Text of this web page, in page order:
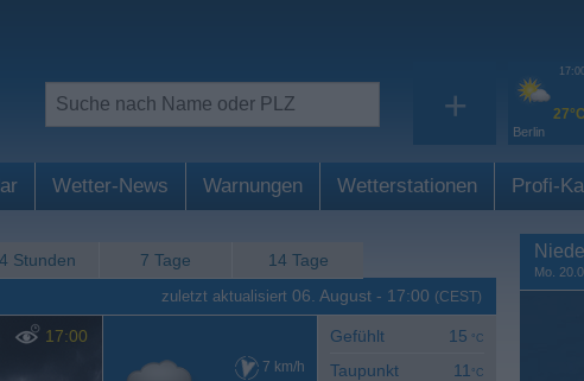
+ 27°C
Berlin
Wetter-News Warnungen Wetterstationen Profi-
Stunden 7 Tage 14 Tage
zuletzt aktualisiert 06. August - 17:00 (CEST)
17:00
7 km/h
Gefühlt 15 °C
Taupunkt 11 °C
Mo.